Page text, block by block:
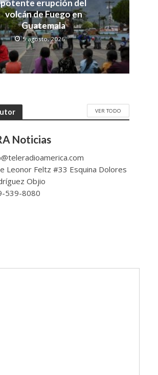
potente erupción del
volcán de Fuego en
Guatemala
5 agosto, 2026
VER TODO
Noticias
Leonor Feltz #33 Esquina Dolores
Objio
539-8080